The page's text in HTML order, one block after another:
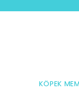
KÖPEK